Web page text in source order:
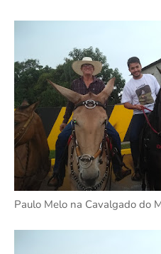
Paulo Melo na Cavalgado do